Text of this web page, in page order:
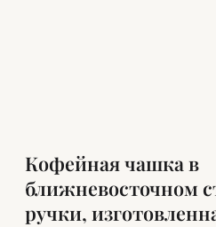
Кофейная чашка в
ближневосточном
ручки,